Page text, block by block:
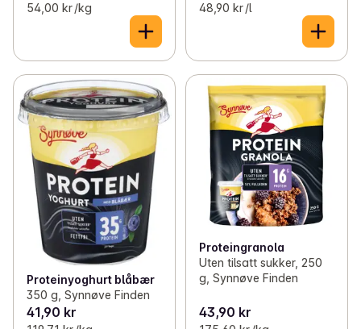
54,00 kr /kg 48,90 kr /l
Proteinyoghurt blåbær
350 g, Synnøve Finden
41,90 kr
Proteingranola
Uten tilsatt sukker, 250
g, Synnøve Finden
43,90 kr